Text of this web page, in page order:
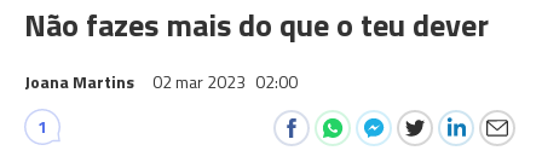
Não fazes mais do que o teu dever
Joana Martins 02 mar 2023 02:00
1